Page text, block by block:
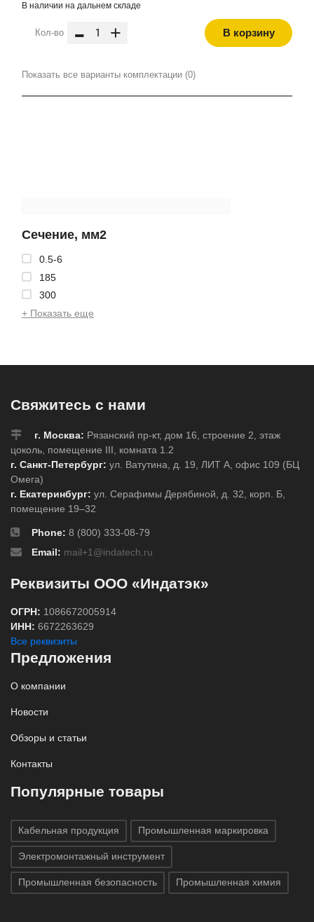
Сечение, мм2
0.5-6
185
300
+ Показать еще
В наличии на дальнем складе
Кол-во - + В корзину
Показать все варианты комплектации (0)
Свяжитесь с нами
г. Москва: Рязанский пр-кт, дом 16, строение 2, этаж
цоколь, помещение III, комната 1.2
г. Санкт-Петербург: ул. Ватутина, д. 19, ЛИТ А, офис 109 (БЦ
Омега)
г. Екатеринбург: ул. Серафимы Дерябиной, д. 32, корп. Б,
помещение 19–32
Phone: 8 (800) 333-08-79
Email: mail+1@indatech.ru
Реквизиты ООО «Индатэк»
ОГРН: 1086672005914
ИНН: 6672263629
Все реквизиты
Предложения
О компании
Новости
Обзоры и статьи
Контакты
Популярные товары
Кабельная продукция Промышленная маркировка
Электромонтажный инструмент
Промышленная безопасность Промышленная химия